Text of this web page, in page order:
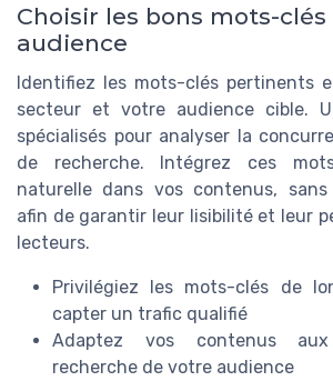
Choisir les bons mots-
audience
Identifiez les mots-clés pertinents
secteur et votre audience cible.
spécialisés pour analyser la
de recherche. Intégrez ces
naturelle dans vos contenus, sans
afin de garantir leur lisibilité et leur
lecteurs.
Privilégiez les mots-clés de
capter un trafic qualifié
Adaptez vos contenus
recherche de votre audience